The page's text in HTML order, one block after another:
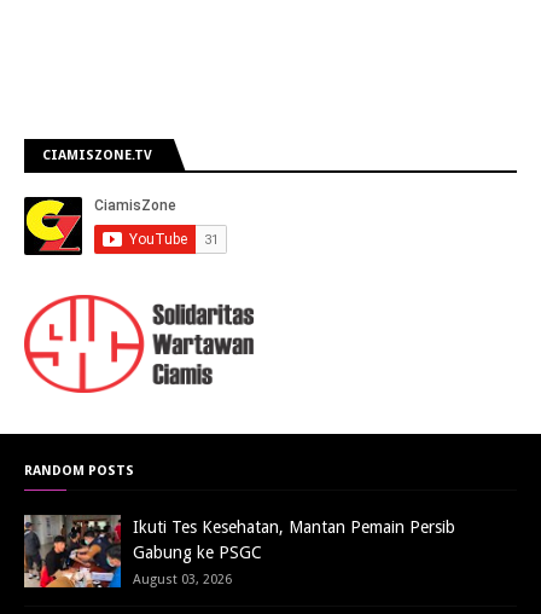
CIAMISZONE.TV
RANDOM POSTS
Ikuti Tes Kesehatan, Mantan Pemain Persib
Gabung ke PSGC
August 03, 2026